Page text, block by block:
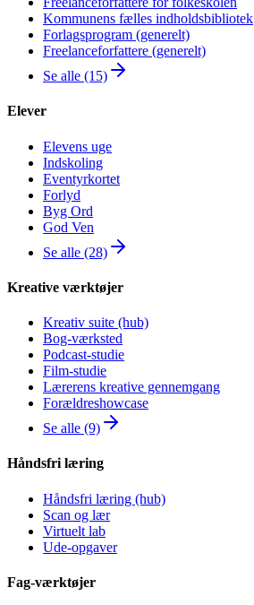
Kommunens fælles indholdsbibliotek
Forlagsprogram (generelt)
Freelanceforfattere (generelt)
Se alle (15)
Elever
Elevens uge
Indskoling
Eventyrkortet
Forlyd
Byg Ord
God Ven
Se alle (28)
Kreative værktøjer
Kreativ suite (hub)
Bog-værksted
Podcast-studie
Film-studie
Lærerens kreative gennemgang
Forældreshowcase
Se alle (9)
Håndsfri læring
Håndsfri læring (hub)
Scan og lær
Virtuelt lab
Ude-opgaver
Fag-værktøjer